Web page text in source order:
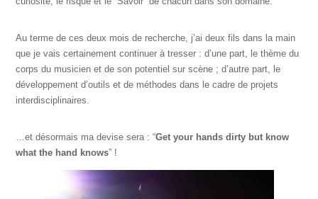
Au terme de ces deux mois de recherche, j’ai deux fils dans la main
que je vais certainement continuer à tresser : d’une part, le thème du
corps du musicien et de son potentiel sur scène ; d’autre part, le
développement d’outils et de méthodes dans le cadre de projets
interdisciplinaires.
…et désormais ma devise sera : “Get your hands dirty but know
what the hand knows” !